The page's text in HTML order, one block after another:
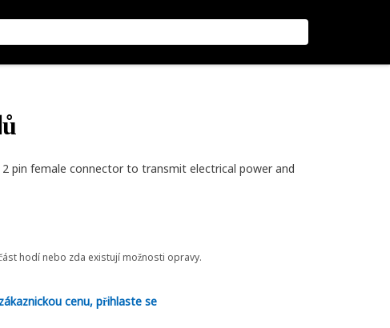
pin female connector to transmit electrical power and
hodí nebo zda existují možnosti opravy.
cenu, přihlaste se